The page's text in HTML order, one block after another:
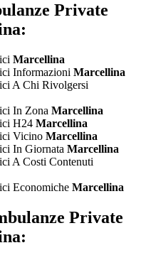
Private
Marcellina
Informazioni Marcellina
A Chi Rivolgersi
In Zona Marcellina
H24 Marcellina
Vicino Marcellina
In Giornata Marcellina
A Costi Contenuti
Economiche Marcellina
Private